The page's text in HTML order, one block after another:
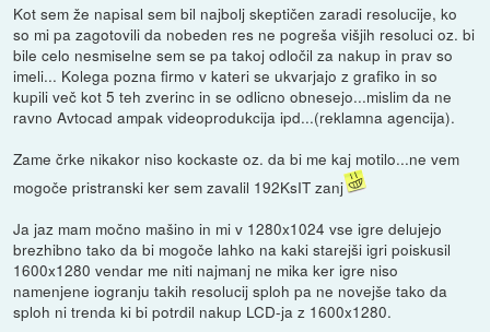
Kot sem že napisal sem bil najbolj skeptičen zaradi resolucije, ko
so mi pa zagotovili da nobeden res ne pogreša višjih resoluci oz. bi
bile celo nesmiselne sem se pa takoj odločil za nakup in prav so
imeli... Kolega pozna firmo v kateri se ukvarjajo z grafiko in so
kupili več kot 5 teh zverinc in se odlicno obnesejo...mislim da ne
ravno Avtocad ampak videoprodukcija ipd...(reklamna agencija).
Zame črke nikakor niso kockaste oz. da bi me kaj motilo...ne vem
mogoče pristranski ker sem zavalil 192KsIT zanj
Ja jaz mam močno mašino in mi v 1280x1024 vse igre delujejo
brezhibno tako da bi mogoče lahko na kaki starejši igri poiskusil
1600x1280 vendar me niti najmanj ne mika ker igre niso
namenjene iogranju takih resolucij sploh pa ne novejše tako da
sploh ni trenda ki bi potrdil nakup LCD-ja z 1600x1280.